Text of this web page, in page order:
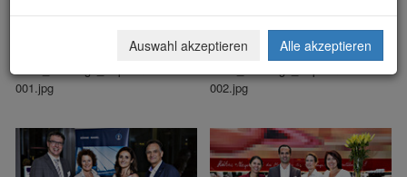
001.jpg
002.jpg
Auswahl akzeptieren Alle akzeptieren